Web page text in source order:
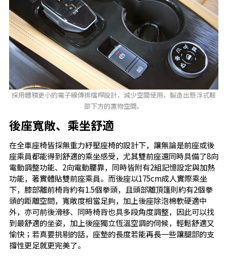
採用體積更小的電子線傳排檔桿設計，減少空間使用，製造出懸浮式鞍
部下方的置物空間。
後座寬敞、乘坐舒適
在全車座椅皆採無重力紓壓座椅的設計下，讓無論是前座或後
座乘員都能得到舒適的乘坐感受，尤其雙前座還同時具備了8向
電動調整功能、2向電動腰靠，同時皆附有2組記憶設定與加熱
功能，著實體貼雙前座乘員。而後座以175cm成人實際乘坐
下，膝部離前椅背約有1.5個拳頭，且頭部離頂篷則約有2個拳
頭的距離空間，寬敞度相當足夠，加上後座除泡棉軟硬適中
外，亦可前後滑移、同時椅背也具多段角度調整，因此可以找
到最舒適的坐姿，加上後座獨立恆溫空調的伺候，輕鬆舒適又
愉快；若真要挑剔的話，座墊的長度若能再長一些讓腿部的支
撐性更足就更完美了。